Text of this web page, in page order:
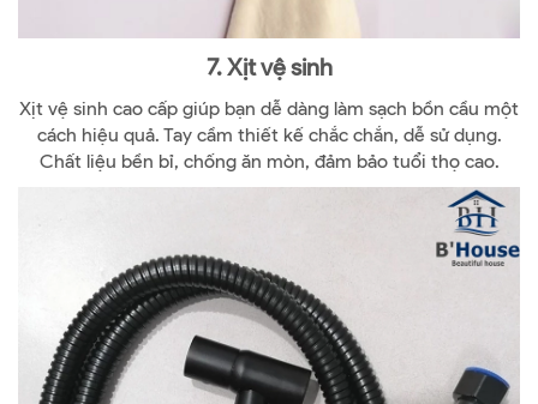
7. Xịt vệ sinh
Xịt vệ sinh cao cấp giúp bạn dễ dàng làm sạch bồn cầu một
cách hiệu quả. Tay cầm thiết kế chắc chắn, dễ sử dụng.
Chất liệu bền bỉ, chống ăn mòn, đảm bảo tuổi thọ cao.